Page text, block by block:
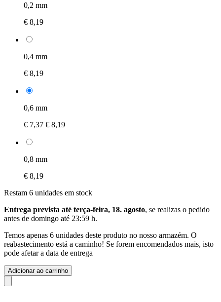
0,2 mm
€ 8,19
0,4 mm
€ 8,19
0,6 mm
€ 7,37 € 8,19
0,8 mm
€ 8,19
Restam 6 unidades em stock
Entrega prevista até terça-feira, 18. agosto, se realizas o pedido
antes de domingo até 23:59 h.
Temos apenas 6 unidades deste produto no nosso armazém. O
reabastecimento está a caminho! Se forem encomendados mais, isto
pode afetar a data de entrega
Adicionar ao carrinho